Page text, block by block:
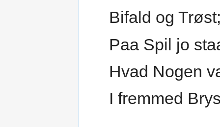
Bifald og
Paa Spil jo
Hvad Nogen
I fremmed